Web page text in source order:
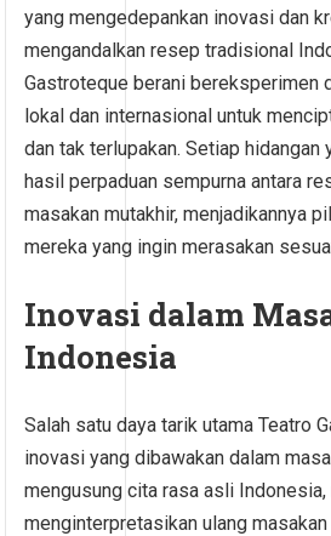
yang mengedepankan inovasi dan
mengandalkan resep tradisional
Gastroteque berani bereksperimen
lokal dan internasional untuk
dan tak terlupakan. Setiap hidangan
hasil perpaduan sempurna antara
masakan mutakhir, menjadikannya
mereka yang ingin merasakan
Inovasi dalam
Indonesia
Salah satu daya tarik utama Teatro
inovasi yang dibawakan dalam
mengusung cita rasa asli
menginterpretasikan ulang